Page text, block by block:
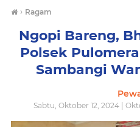
› Ragam
Ngopi Bareng,
Polsek
Sambangi
Sabtu, Oktober 12, 2024 |